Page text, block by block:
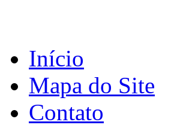
Início
Mapa do Site
Contato